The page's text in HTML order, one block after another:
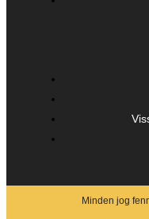
Minden jog